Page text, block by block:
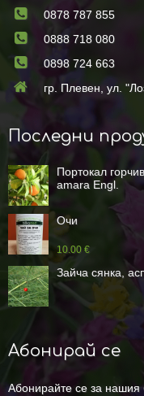
0878 787 855
0888 718 080
0898 724 663
гр. Плевен, ул.
Последни
Портокал
amara Engl.
Очи
10.00 €
Зайча сянка,
Абонирай се
Абонирайте се за нашия